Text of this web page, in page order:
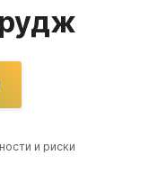
и риски